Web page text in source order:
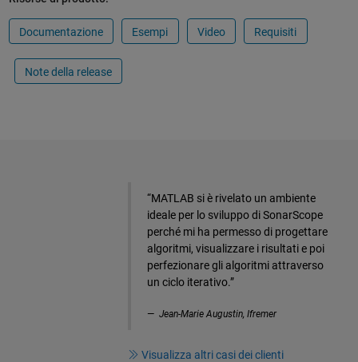
Documentazione Esempi Video Requisiti
Note della release
“MATLAB si è rivelato un ambiente
ideale per lo sviluppo di SonarScope
perché mi ha permesso di progettare
algoritmi, visualizzare i risultati e poi
perfezionare gli algoritmi attraverso
un ciclo iterativo.”
Jean-Marie Augustin, Ifremer
Visualizza altri casi dei clienti